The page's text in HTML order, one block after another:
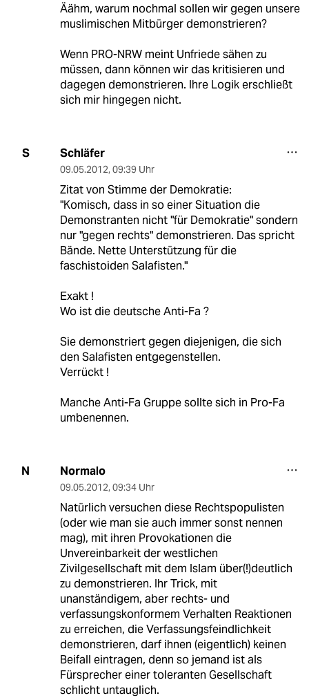
Äähm, warum nochmal sollen wir gegen unsere
muslimischen Mitbürger demonstrieren?
Wenn PRO-NRW meint Unfriede sähen zu
müssen, dann können wir das kritisieren und
dagegen demonstrieren. Ihre Logik erschließt
sich mir hingegen nicht.
S Schläfer
09.05.2012, 09:39 Uhr
Zitat von Stimme der Demokratie:
"Komisch, dass in so einer Situation die
Demonstranten nicht "für Demokratie" sondern
nur "gegen rechts" demonstrieren. Das spricht
Bände. Nette Unterstützung für die
faschistoiden Salafisten."
Exakt !
Wo ist die deutsche Anti-Fa ?
Sie demonstriert gegen diejenigen, die sich
den Salafisten entgegenstellen.
Verrückt !
Manche Anti-Fa Gruppe sollte sich in Pro-Fa
umbenennen.
N Normalo
09.05.2012, 09:34 Uhr
Natürlich versuchen diese Rechtspopulisten
(oder wie man sie auch immer sonst nennen
mag), mit ihren Provokationen die
Unvereinbarkeit der westlichen
Zivilgesellschaft mit dem Islam über(!)deutlich
zu demonstrieren. Ihr Trick, mit
unanständigem, aber rechts- und
verfassungskonformem Verhalten Reaktionen
zu erreichen, die Verfassungsfeindlichkeit
demonstrieren, darf ihnen (eigentlich) keinen
Beifall eintragen, denn so jemand ist als
Fürsprecher einer toleranten Gesellschaft
schlicht untauglich.